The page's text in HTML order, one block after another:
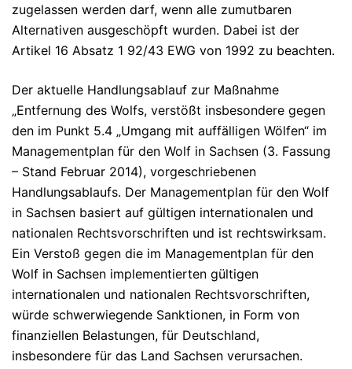
zugelassen werden darf, wenn alle zumutbaren
Alternativen ausgeschöpft wurden. Dabei ist der
Artikel 16 Absatz 1 92/43 EWG von 1992 zu beachten.
Der aktuelle Handlungsablauf zur Maßnahme
„Entfernung des Wolfs, verstößt insbesondere gegen
den im Punkt 5.4 „Umgang mit auffälligen Wölfen“ im
Managementplan für den Wolf in Sachsen (3. Fassung
– Stand Februar 2014), vorgeschriebenen
Handlungsablaufs. Der Managementplan für den Wolf
in Sachsen basiert auf gültigen internationalen und
nationalen Rechtsvorschriften und ist rechtswirksam.
Ein Verstoß gegen die im Managementplan für den
Wolf in Sachsen implementierten gültigen
internationalen und nationalen Rechtsvorschriften,
würde schwerwiegende Sanktionen, in Form von
finanziellen Belastungen, für Deutschland,
insbesondere für das Land Sachsen verursachen.